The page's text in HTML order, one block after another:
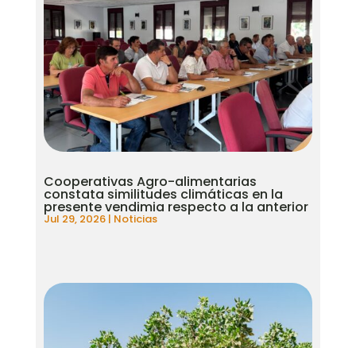
Cooperativas Agro-alimentarias
constata similitudes climáticas en la
presente vendimia respecto a la anterior
Jul 29, 2026| Noticias